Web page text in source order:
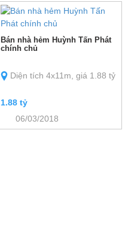
Bán nhà hẻm Huỳnh Tấn Phát
chính chủ
Diện tích 4x11m, giá 1.88 tỷ
1.88 tỷ
06/03/2018